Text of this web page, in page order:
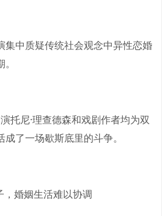
集中质疑传统社会观念中异性恋婚
托尼·理查德森和戏剧作者均为双
了一场歇斯底里的斗争。
婚姻生活难以协调